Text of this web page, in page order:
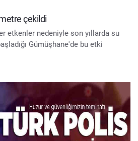
çekildi
etkenler nedeniyle son yıllarda su
Gümüşhane'de bu etki